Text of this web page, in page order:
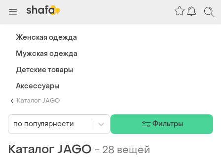
Каталог JAGO
Каталог JAGO - 28 вещей
по популярности Фильтры
Женская одежда
Мужская одежда
Детские товары
Аксессуары